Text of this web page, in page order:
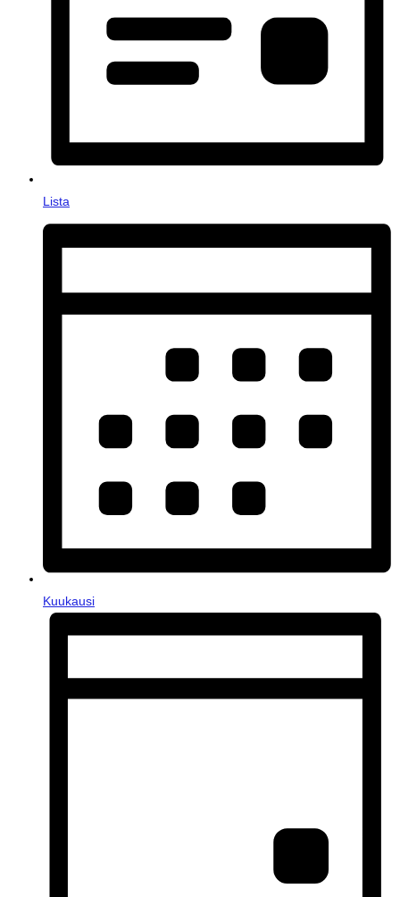
Lista
Kuukausi